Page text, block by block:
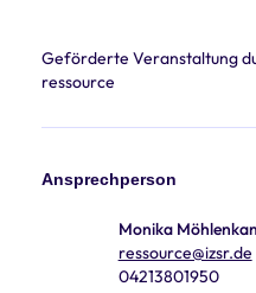
Geförderte Veranstaltung
ressource
Ansprechperson
Monika
ressource@izsr.de
04213801950